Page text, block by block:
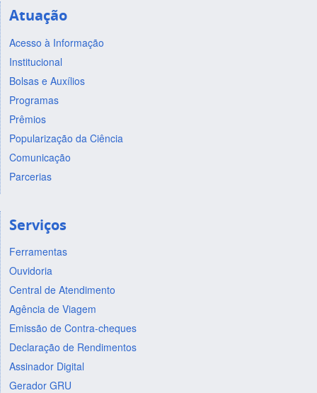
Atuação
Acesso à Informação
Institucional
Bolsas e Auxílios
Programas
Prêmios
Popularização da Ciência
Comunicação
Parcerias
Serviços
Ferramentas
Ouvidoria
Central de Atendimento
Agência de Viagem
Emissão de Contra-cheques
Declaração de Rendimentos
Assinador Digital
Gerador GRU